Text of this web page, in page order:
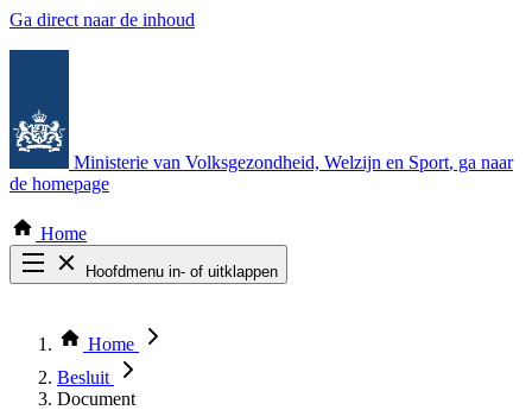
Ga direct naar de inhoud
Ministerie van Volksgezondheid, Welzijn en Sport, ga naar
de homepage
Home
Hoofdmenu in- of uitklappen
Thema COVID-19
Bekijk per bestuursorgaan
Home
Besluit
Document